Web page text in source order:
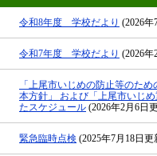
令和8年度 学校だより (2026年
令和7年度 学校だより (2026年
「上尾市いじめの防止等のた
本方針」 および「上尾市いじ
たスケジュール (2026年2月6日
緊急臨時点検 (2025年7月18日更